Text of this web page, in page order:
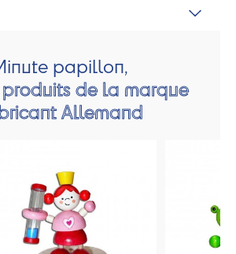
papillon,
de la marque
Allemand